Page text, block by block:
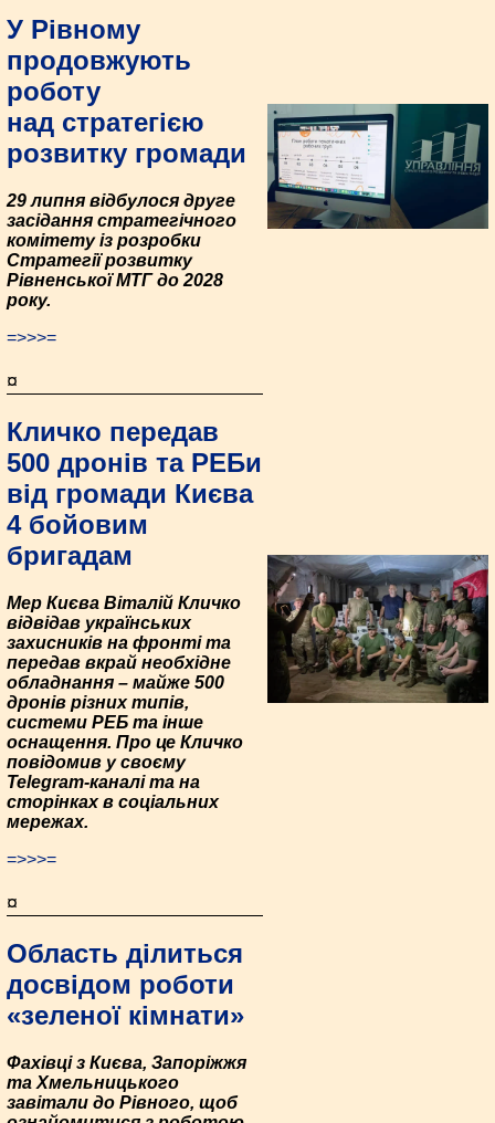
У Рівному
продовжують
роботу
над стратегією
розвитку громади
29 липня відбулося друге
засідання стратегічного
комітету із розробки
Стратегії розвитку
Рівненської МТГ до 2028
року.
=>>>=
¤
Кличко передав
500 дронів та РЕБи
від громади Києва
4 бойовим
бригадам
Мер Києва Віталій Кличко
відвідав українських
захисників на фронті та
передав вкрай необхідне
обладнання – майже 500
дронів різних типів,
системи РЕБ та інше
оснащення. Про це Кличко
повідомив у своєму
Telegram-каналі та на
сторінках в соціальних
мережах.
=>>>=
¤
Область ділиться
досвідом роботи
«зеленої кімнати»
Фахівці з Києва, Запоріжжя
та Хмельницького
завітали до Рівного, щоб